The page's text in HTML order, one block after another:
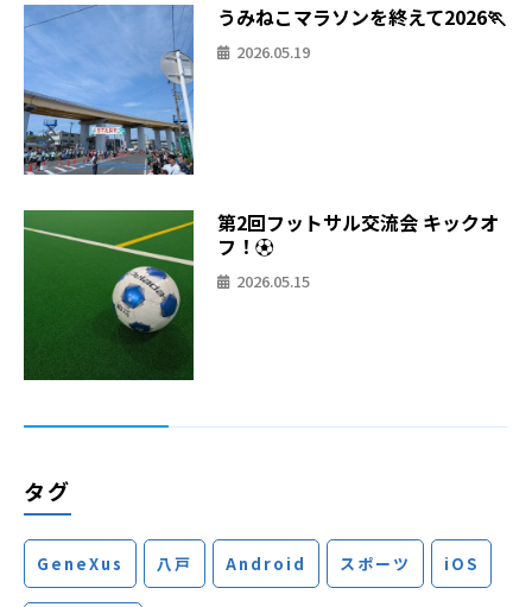
うみねこマラソンを終えて2026🏃
2026.05.19
第2回フットサル交流会 キックオ
フ！⚽
2026.05.15
タグ
GeneXus 八戸 Android スポーツ iOS